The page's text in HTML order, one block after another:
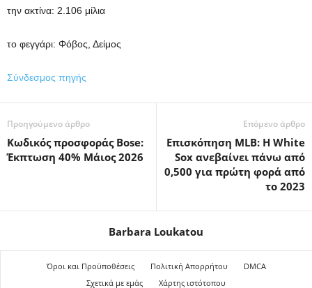
την ακτίνα: 2.106 μίλια
το φεγγάρι: Φόβος, Δείμος
Σύνδεσμος πηγής
Προηγούμενο άρθρο
Κωδικός προσφοράς Bose:
Έκπτωση 40% Μάιος 2026
Επόμενο άρθρο
Επισκόπηση MLB: Η White
Sox ανεβαίνει πάνω από
0,500 για πρώτη φορά από
το 2023
Barbara Loukatou
Όροι και Προϋποθέσεις Πολιτική Απορρήτου
DMCA
Σχετικά με εμάς
Χάρτης ιστότοπου